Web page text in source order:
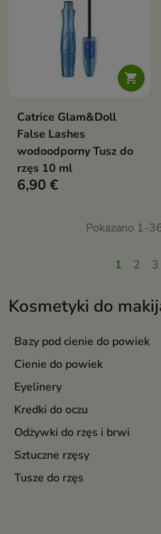
Kosmetyki do
Bazy pod cienie do powiek
Cienie do powiek
Eyelinery
Kredki do oczu
Odżywki do rzęs i brwi
Sztuczne rzęsy
Tusze do rzęs

Catrice Glam&Doll
False Lashes
wodoodporny Tusz do
rzęs 10 ml
6,90 €
Pokazano 1-
1 2 3